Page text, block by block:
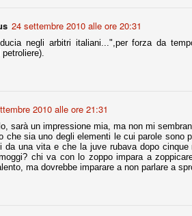
24 settembre 2010 alle ore 20:31
negli arbitri italiani...",per forza da
2010 alle ore 21:31
sarà un impressione mia, ma non mi
che sia uno degli elementi le cui parole sono
da una vita e che la juve rubava dopo
chi va con lo zoppo impara a
ma dovrebbe imparare a non parlare a
ha conseguito il suo ottavo successo